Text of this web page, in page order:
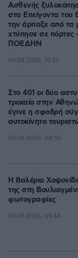
Ασθενής
στα Επείγοντα
την άρπαξε από τα
χτύπησε σε πόρτες
ΠΟΕΔΗΝ
09.08.2026, 10:51
Στο 401 οι δύο
τροχαίο στην
έγινε η σφοδρή
αυτοκίνητο
09.08.2026, 08:55
Η Βαλέρια
της στη
φωτογραφίες
09.08.2026, 09:44